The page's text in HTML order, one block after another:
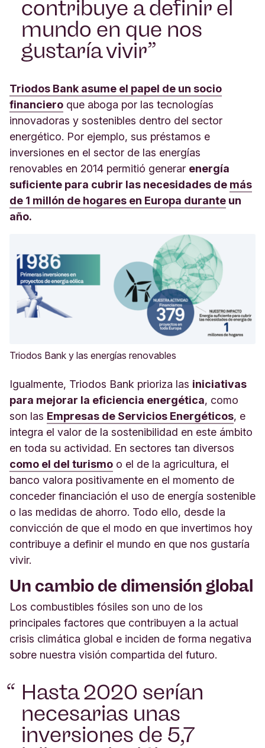
contribuye a definir el
mundo en que nos
gustaría vivir
Triodos Bank asume el papel de un socio
financiero que aboga por las tecnologías
innovadoras y sostenibles dentro del sector
energético. Por ejemplo, sus préstamos e
inversiones en el sector de las energías
renovables en 2014 permitió generar energía
suficiente para cubrir las necesidades de más
de 1 millón de hogares en Europa durante un
año.
Triodos Bank y las energías renovables
Igualmente, Triodos Bank prioriza las iniciativas
para mejorar la eficiencia energética, como
son las Empresas de Servicios Energéticos, e
integra el valor de la sostenibilidad en este ámbito
en toda su actividad. En sectores tan diversos
como el del turismo o el de la agricultura, el
banco valora positivamente en el momento de
conceder financiación el uso de energía sostenible
o las medidas de ahorro. Todo ello, desde la
convicción de que el modo en que invertimos hoy
contribuye a definir el mundo en que nos gustaría
vivir.
Un cambio de dimensión global
Los combustibles fósiles son uno de los
principales factores que contribuyen a la actual
crisis climática global e inciden de forma negativa
sobre nuestra visión compartida del futuro.
Hasta 2020 serían
necesarias unas
inversiones de 5,7